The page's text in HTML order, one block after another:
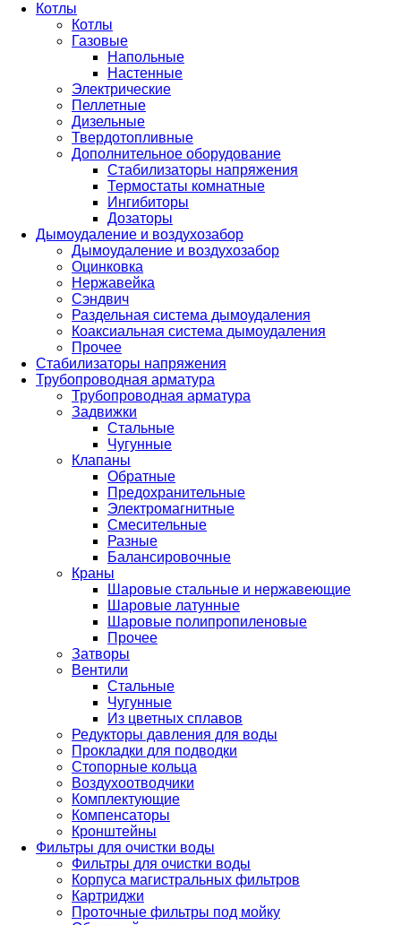
Котлы
Котлы
Газовые
Напольные
Настенные
Электрические
Пеллетные
Дизельные
Твердотопливные
Дополнительное оборудование
Стабилизаторы напряжения
Термостаты комнатные
Ингибиторы
Дозаторы
Дымоудаление и воздухозабор
Дымоудаление и воздухозабор
Оцинковка
Нержавейка
Сэндвич
Раздельная система дымоудаления
Коаксиальная система дымоудаления
Прочее
Стабилизаторы напряжения
Трубопроводная арматура
Трубопроводная арматура
Задвижки
Стальные
Чугунные
Клапаны
Обратные
Предохранительные
Электромагнитные
Смесительные
Разные
Балансировочные
Краны
Шаровые стальные и нержавеющие
Шаровые латунные
Шаровые полипропиленовые
Прочее
Затворы
Вентили
Стальные
Чугунные
Из цветных сплавов
Редукторы давления для воды
Прокладки для подводки
Стопорные кольца
Воздухоотводчики
Комплектующие
Компенсаторы
Кронштейны
Фильтры для очистки воды
Фильтры для очистки воды
Корпуса магистральных фильтров
Картриджи
Проточные фильтры под мойку